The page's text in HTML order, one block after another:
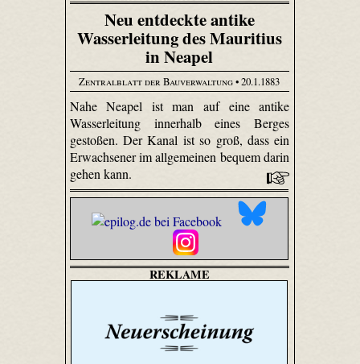
Neu entdeckte antike
Wasserleitung des Mauritius
in Neapel
Zentralblatt der Bauverwaltung• 20.1.1883
Nahe Neapel ist man auf eine antike
Wasserleitung innerhalb eines Berges
gestoßen. Der Kanal ist so groß, dass ein
Erwachsener im allgemeinen bequem darin
gehen kann.
REKLAME